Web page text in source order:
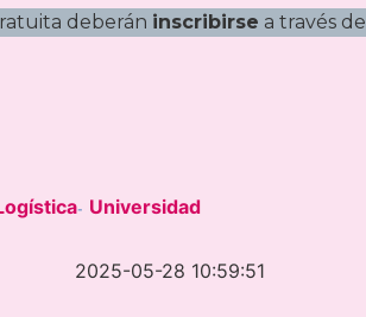
deberán inscribirse a través de
- Universidad
2025-05-28 10:59:51